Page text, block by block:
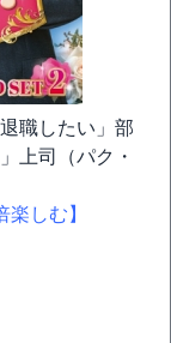
職したい」部
上司（パク・
しむ】